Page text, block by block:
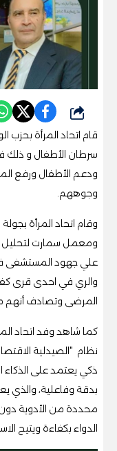
شارك
سرطان الأطفال و ذلك
ودعم الأطفال ورفع
وجوههم.
وقام اتحاد المرأة
ومعمل سمارت لتحليل
علي جهود المستشفى
والري في احدى قرى
المرضى وتصادف أنهم
كما شاهد وفد اتحاد
ذكي يعتمد على
بدقة وفاعلية،
محددة من الأدوية
الدواء بكفاءة ويتيح